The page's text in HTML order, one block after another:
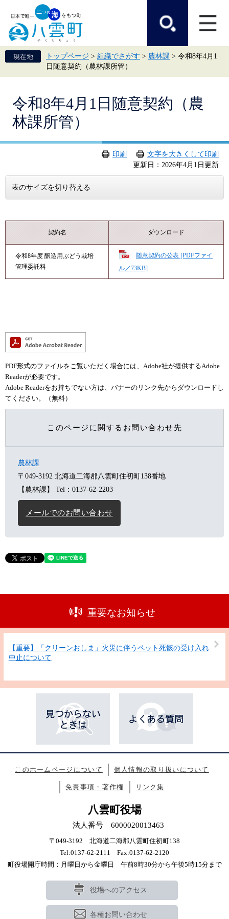
頭
で
飛
ば
て
トップページ > 組織でさがす > 農林課 > 令和8年4月1
日随意契約（農林課所管）
令和8年4月1日随意契約（農
林課所管）
印刷
文字を大きくして印刷
更新日：2026年4月1日更新
表のサイズを切り替える
契約名 ダウンロード
令和8年度 醸造用ぶどう栽培
管理委託料
随意契約の公表 [PDFファイ
ル／73KB]
PDF形式のファイルをご覧いただく場合には、Adobe社が提供するAdobe
Readerが必要です。
Adobe Readerをお持ちでない方は、バナーのリンク先からダウンロードし
てください。（無料）
このページに関するお問い合わせ先
農林課
〒049-3192 北海道二海郡八雲町住初町138番地
【農林課】
Tel：0137-62-2203
メールでのお問い合わせ
重要なお知らせ
【重要】「クリーンおしま」火災に伴うペット死骸の受け入れ
中止について
このホームページについて 個人情報の取り扱いについて
免責事項・著作権 リンク集
八雲町役場
法人番号 6000020013463
〒049-3192 北海道二海郡八雲町住初町138
Tel:0137-62-2111 Fax:0137-62-2120
町役場開庁時間：月曜日から金曜日 午前8時30分から午後5時15分まで
役場へのアクセス
各種お問い合わせ